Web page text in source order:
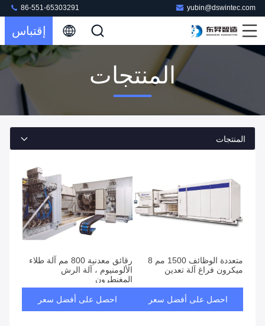
yubin@dswintec.com
86-551-65303291
إقتباس
المنتجات
المنتجات
متعددة الوظائف 1500 مم 8
ميكرون فراغ آلة تعدين
احصل على أفضل سعر
رقائق معدنية 800 مم آلة طلاء
الألومنيوم ، آلة الرش
المغنطرون
احصل على أفضل سعر